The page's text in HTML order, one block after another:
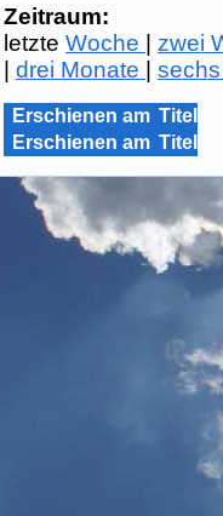
Zeitraum:
letzteWoche
zwei
|drei Monate |
Erschienen am Titel
Erschienen am Titel